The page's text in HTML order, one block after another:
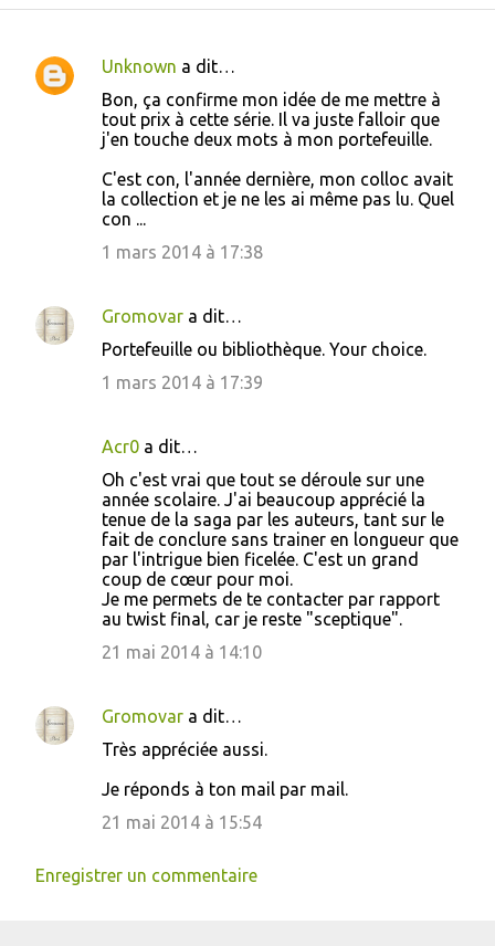
C
i
Unknown a dit…
Bon, ça confirme mon idée de me mettre à
tout prix à cette série. Il va juste falloir que
j'en touche deux mots à mon portefeuille.
C'est con, l'année dernière, mon colloc avait
la collection et je ne les ai même pas lu. Quel
con ...
1 mars 2014 à 17:38
Gromovar a dit…
Portefeuille ou bibliothèque. Your choice.
1 mars 2014 à 17:39
Acr0 a dit…
Oh c'est vrai que tout se déroule sur une
année scolaire. J'ai beaucoup apprécié la
tenue de la saga par les auteurs, tant sur le
fait de conclure sans trainer en longueur que
par l'intrigue bien ficelée. C'est un grand
coup de cœur pour moi.
Je me permets de te contacter par rapport
au twist final, car je reste "sceptique".
21 mai 2014 à 14:10
Gromovar a dit…
Très appréciée aussi.
Je réponds à ton mail par mail.
21 mai 2014 à 15:54
Enregistrer un commentaire